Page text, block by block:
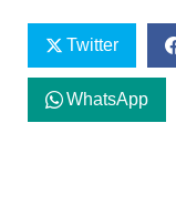
Twitter
WhatsApp